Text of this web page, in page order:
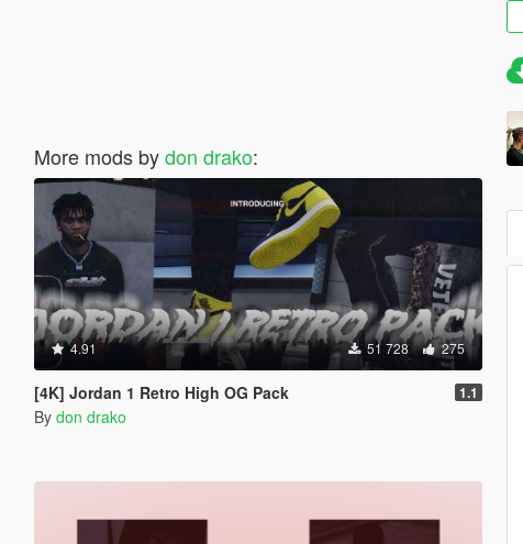
More mods bydon drako:
4.91 51 728 275
[4K] Jordan 1 Retro High OG Pack 1.1
By don drako